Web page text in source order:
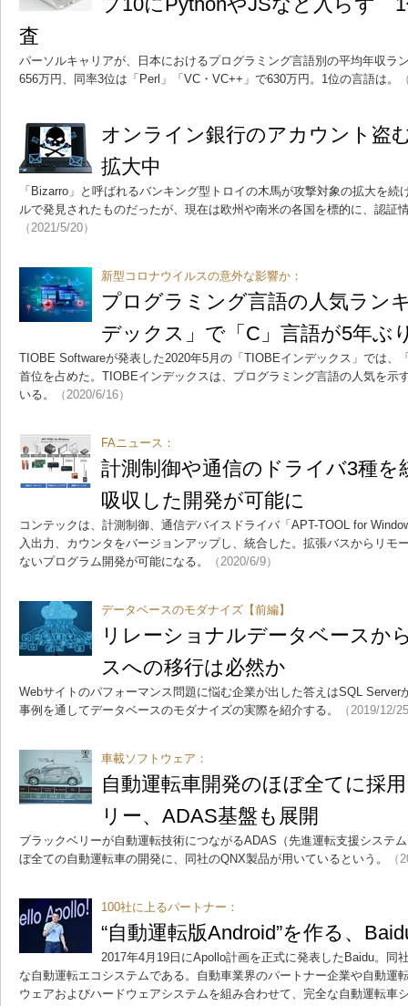
査
パーソルキャリアが、日本におけるプログラミング言語別の平均年収ラ
656万円、同率3位は「Perl」「VC・VC++」で630万円。1位の言語は。
オンライン銀行のアカウント盗
拡大中
「Bizarro」と呼ばれるバンキング型トロイの木馬が攻撃対象の拡大を
ルで発見されたものだったが、現在は欧州や南米の各国を標的に、認証
（2021/5/20）
新型コロナウイルスの意外な影響か：
プログラミング言語の人気ラン
デックス」で「C」言語が5年ぶ
TIOBE Softwareが発表した2020年5月の「TIOBEインデックス」では、
首位を占めた。TIOBEインデックスは、プログラミング言語の人気を示
いる。
（2020/6/16）
FAニュース：
計測制御や通信のドライバ3種を
吸収した開発が可能に
コンテックは、計測制御、通信デバイスドライバ「APT-TOOL for
入出力、カウンタをバージョンアップし、統合した。拡張バスからリモ
ないプログラム開発が可能になる。
（2020/6/9）
データベースのモダナイズ【前編】
リレーショナルデータベースか
スへの移行は必然か
Webサイトのパフォーマンス問題に悩む企業が出した答えはSQL Server
事例を通してデータベースのモダナイズの実際を紹介する。
（2019/12/
車載ソフトウェア：
自動運転車開発のほぼ全てに採
リー、ADAS基盤も展開
ブラックベリーが自動運転技術につながるADAS（先進運転支援システ
ぼ全ての自動運転車の開発に、同社のQNX製品が用いているという。
（
100社に上るパートナー：
“自動運転版Android”を作る、
2017年4月19日にApollo計画を正式に発表したBaidu。同
な自動運転エコシステムである。自動車業界のパートナー企業や自動運
ウェアおよびハードウェアシステムを組み合わせて、完全な自動運転車